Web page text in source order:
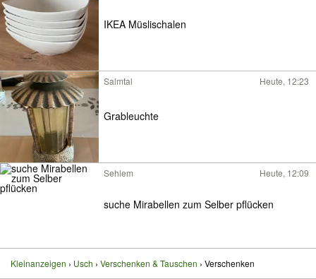
IKEA Müslischalen
Salmtal Heute, 12:23
Grableuchte
Sehlem Heute, 12:09
suche Mirabellen zum Selber pflücken
Kleinanzeigen Usch Verschenken & Tauschen Verschenken